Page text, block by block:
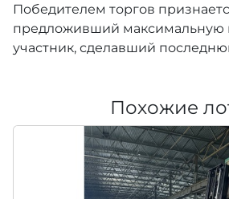
Победителем торгов
предложивший максимальную
участник, сделавший
Похожие